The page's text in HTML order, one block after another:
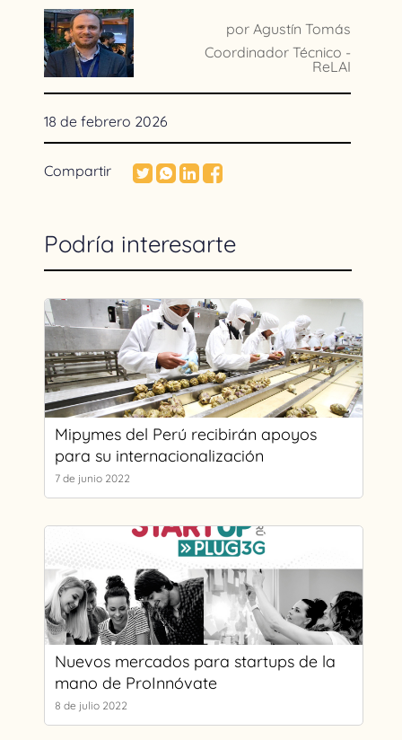
por Agustín Tomás
Coordinador Técnico -
ReLAI
18 de febrero 2026
Compartir
Podría interesarte
Mipymes del Perú recibirán apoyos
para su internacionalización
7 de junio 2022
Nuevos mercados para startups de la
mano de ProInnóvate
8 de julio 2022